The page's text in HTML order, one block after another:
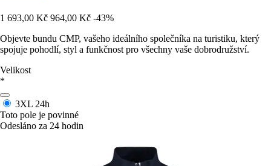
1 693,00 Kč 964,00 Kč -43%
Objevte bundu CMP, vašeho ideálního společníka na turistiku, který
spojuje pohodlí, styl a funkčnost pro všechny vaše dobrodružství.
Velikost
*
3XL 24h
Toto pole je povinné
Odesláno za 24 hodin